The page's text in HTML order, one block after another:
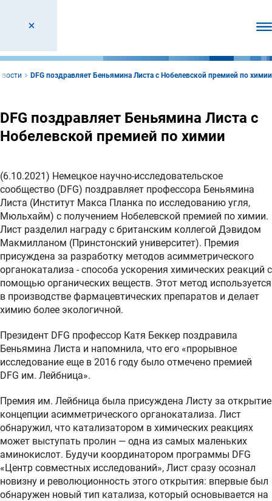
DFG поздравляет Беньямина Листа с Нобелевской премией по химии
DFG поздравляет Беньямина Листа с
Нобелевской премией по химии
(6.10.2021) Немецкое научно-исследовательское
сообщество (DFG) поздравляет профессора Беньямина
Листа (Институт Макса Планка по исследованию угля,
Мюльхайм) с получением Нобелевской премией по химии.
Лист разделил награду с британским коллегой Дэвидом
Макмилланом (Принстонский университет). Премия
присуждена за разработку методов асимметрического
органокатализа - способа ускорения химических реакций с
помощью органических веществ. Этот метод используется
в производстве фармацевтических препаратов и делает
химию более экологичной.
Президент DFG профессор Катя Беккер поздравила
Беньямина Листа и напомнила, что его «прорывное
исследование еще в 2016 году было отмечено премией
DFG им. Лейбница».
Премия им. Лейбница была присуждена Листу за открытие
концепции асимметрического органокатализа. Лист
обнаружил, что катализатором в химических реакциях
может выступать пролин — одна из самых маленьких
аминокислот. Будучи координатором программы DFG
«Центр совместных исследований», Лист сразу осознал
новизну и революционность этого открытия: впервые был
обнаружен новый тип катализа, который основывается на